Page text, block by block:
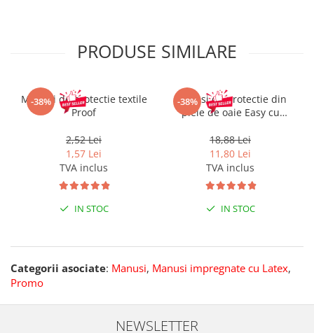
PRODUSE SIMILARE
-38%
Manusi de protectie textile
Proof
2,52 Lei
1,57 Lei
TVA inclus
IN STOC
-38%
Manusi de protectie din
piele de oaie Easy cu
18,88 Lei
11,80 Lei
TVA inclus
IN STOC
Categorii asociate: Manusi, Manusi impregnate cu Latex,
Promo
NEWSLETTER